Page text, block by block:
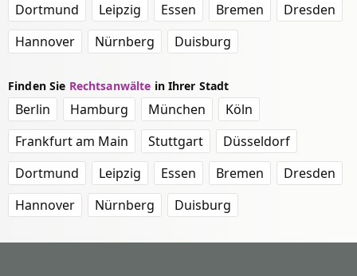
Dortmund
Leipzig Essen Bremen
Dresden
Hannover
Nürnberg Duisburg
Finden Sie Rechtsanwälte in Ihrer Stadt
Berlin Hamburg München
Köln
Frankfurt am Main
Stuttgart
Düsseldorf
Dortmund
Leipzig Essen Bremen
Dresden
Hannover
Nürnberg Duisburg